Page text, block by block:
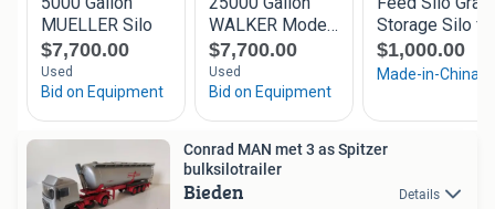
Conrad MAN met 3 as Spitzer
bulksilotrailer
Bieden Details